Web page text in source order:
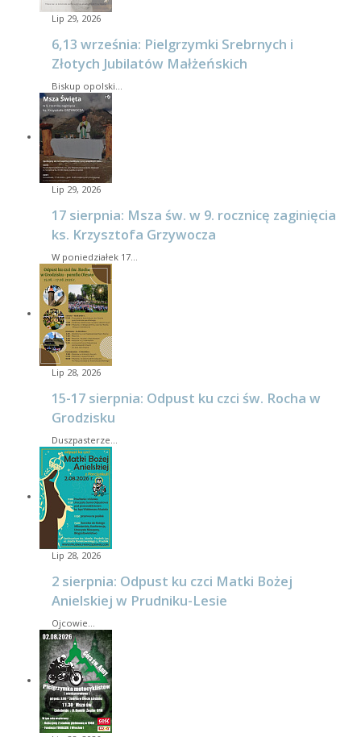
Lip 29, 2026
6,13 września: Pielgrzymki Srebrnych i
Złotych Jubilatów Małżeńskich
Biskup opolski…
Lip 29, 2026
17 sierpnia: Msza św. w 9. rocznicę zaginięcia
ks. Krzysztofa Grzywocza
W poniedziałek 17…
Lip 28, 2026
15-17 sierpnia: Odpust ku czci św. Rocha w
Grodzisku
Duszpasterze…
Lip 28, 2026
2 sierpnia: Odpust ku czci Matki Bożej
Anielskiej w Prudniku-Lesie
Ojcowie…